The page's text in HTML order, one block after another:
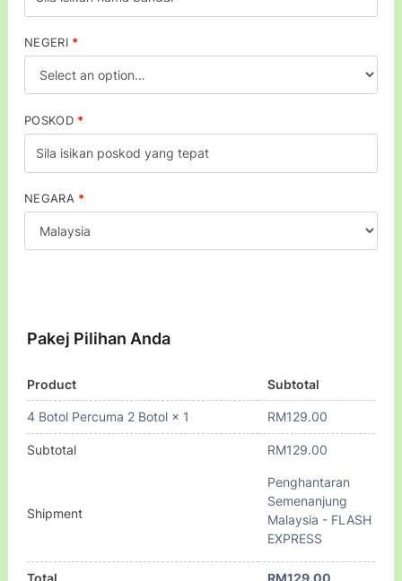
NEGERI *
POSKOD *
NEGARA *
Pakej Pilihan Anda
Product Subtotal
4 Botol Percuma 2 Botol × 1 RM129.00
Subtotal RM129.00
Shipment
Penghantaran
Semenanjung
Malaysia - FLASH
EXPRESS
Total RM129.00